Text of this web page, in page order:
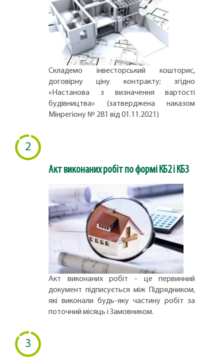
Складемо інвесторський кошторис,
договірну ціну контракту; згідно
«Настанова з визначення вартості
будівництва» (затверджена наказом
Мінрегіону № 281 від 01.11.2021)
2
Акт виконаних робіт по формі КБ2 і КБ3
Акт виконаних робіт - це первинний
документ підписується між Підрядником,
які виконали будь-яку частину робіт за
поточний місяць і Замовником.
3